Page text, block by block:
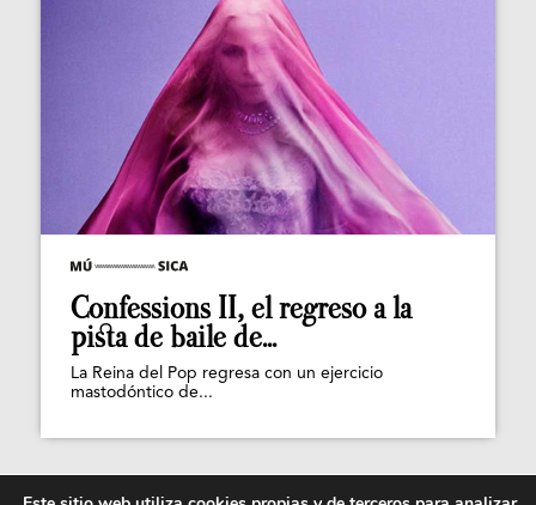
Confessions II, el regreso a la
pista de baile de...
La Reina del Pop regresa con un ejercicio
mastodóntico de...